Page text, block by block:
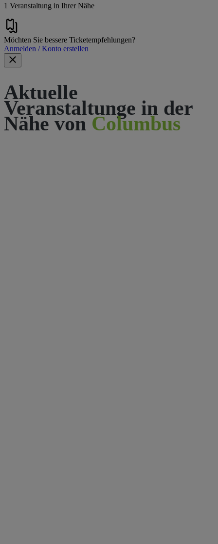
1 Veranstaltung in Ihrer Nähe
Möchten Sie bessere Ticketempfehlungen?
Anmelden / Konto erstellen
Aktuelle
Veranstaltunge in der
Nähe von Columbus